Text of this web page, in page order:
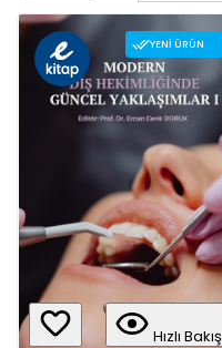
YENI ÜRÜN
Hızlı Bakış